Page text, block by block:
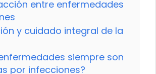
entre enfermedades
y cuidado integral de la
siempre son
por infecciones?